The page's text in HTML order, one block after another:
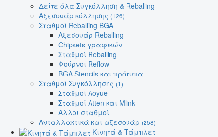
Δείτε όλα Συγκόλληση & Reballing
Αξεσουάρ κόλλησης (126)
Σταθμοί Reballing BGA
Αξεσουάρ Reballing
Chipsets γραφικών
Σταθμοί Reballing
Φούρνοι Reflow
BGA Stencils και πρότυπα
Σταθμοί Συγκόλλησης (1)
Σταθμοί Aoyue
Σταθμοί Atten και Mlink
Άλλοι σταθμοί
Ανταλλακτικά και αξεσουάρ (258)
Κινητά & Τάμπλετ